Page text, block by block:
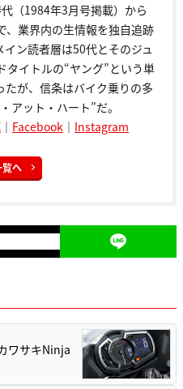
（1984年3月号掲載）から
、業界内の生情報を独自追跡
ン読者層は50代とそのジュ
タイトルの“ヤング”という単
が、信条はバイク乗りの多
アット・ハート”だ。
｜ Facebook ｜ Instagram
覧へ
ワサキNinja